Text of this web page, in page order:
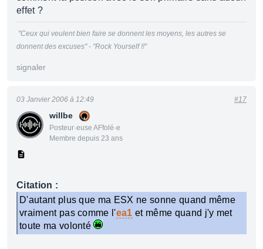
effet ?
"Ceux qui veulent bien faire se donnent les moyens, les autres se
donnent des excuses" - "Rock Yourself !!"
signaler
willbe
Posteur·euse AFfolé·e
Membre depuis 23 ans
03 Janvier 2006 à 12:49 #17
Citation :
D'autant plus que ma ESX ne sonne quand même
vraiment pas comme l'ea1 et même quand j'y met
toute ma volonté